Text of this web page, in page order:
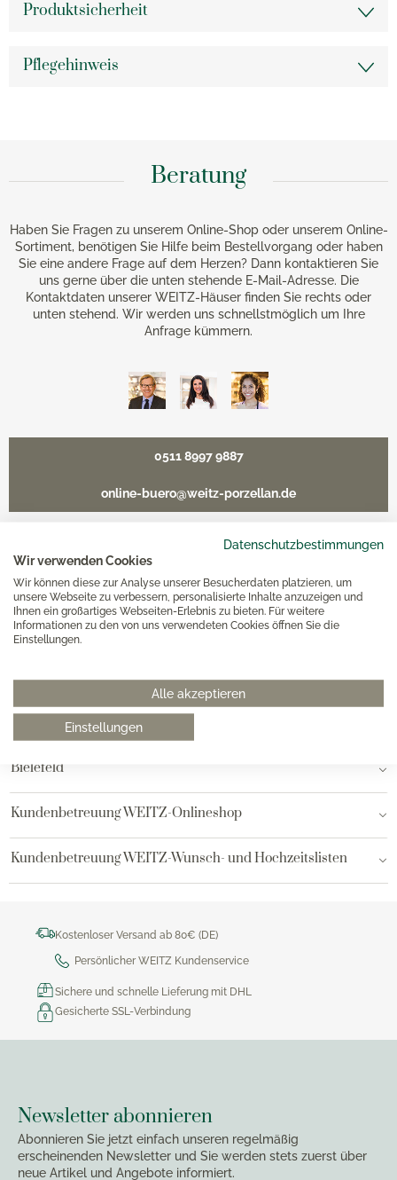
Datenschutzbestimmungen
Wir verwenden Cookies
Wir können diese zur Analyse unserer Besucherdaten platzieren, um
unsere Webseite zu verbessern, personalisierte Inhalte anzuzeigen und
Ihnen ein großartiges Webseiten-Erlebnis zu bieten. Für weitere
Informationen zu den von uns verwendeten Cookies öffnen Sie die
Einstellungen.
Alle akzeptieren
Einstellungen
Produktsicherheit
Pflegehinweis
Beratung
Haben Sie Fragen zu unserem Online-Shop oder unserem Online-
Sortiment, benötigen Sie Hilfe beim Bestellvorgang oder haben
Sie eine andere Frage auf dem Herzen? Dann kontaktieren Sie
uns gerne über die unten stehende E-Mail-Adresse. Die
Kontaktdaten unserer WEITZ-Häuser finden Sie rechts oder
unten stehend. Wir werden uns schnellstmöglich um Ihre
Anfrage kümmern.
0511 8997 9887
online-buero@weitz-porzellan.de
Unsere Häuser
Hannover
Hamburg am Neuen Wall
Hamburg AEZ
Bielefeld
Kundenbetreuung WEITZ-Onlineshop
Kundenbetreuung WEITZ-Wunsch- und Hochzeitslisten
Kostenloser Versand ab 80€ (DE)
Persönlicher WEITZ Kundenservice
Sichere und schnelle Lieferung mit DHL
Gesicherte SSL-Verbindung
Newsletter abonnieren
Abonnieren Sie jetzt einfach unseren regelmäßig
erscheinenden Newsletter und Sie werden stets zuerst über
neue Artikel und Angebote informiert.